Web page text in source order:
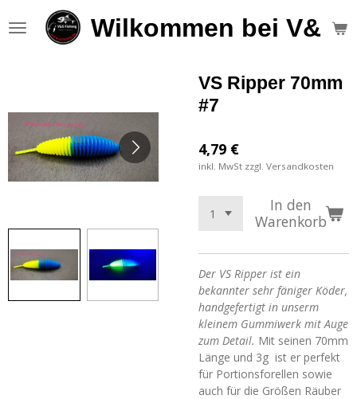
Hauptinhalt
Wilkommen bei V&S
VS Ripper 70mm
#7
4,79 €
inkl. MwSt zzgl. Versandkosten
In den
Warenkorb
Der VS Ripper ist ein
bekannter sehr fäniger Köder,
handgefertigt in unserm
kleinem Gummiwerk mit Auge
zum Detail. Mit seinen 70mm
Länge und 3g ist er perfekt
für Portionsforellen sowie
auch für die Größen Räuber